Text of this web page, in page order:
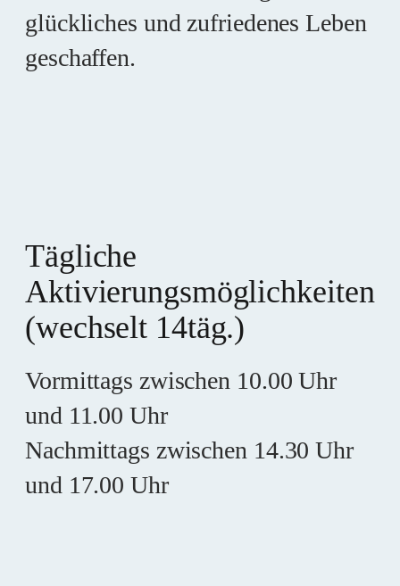
glückliches und zufriedenes Leben
geschaffen.
Tägliche
Aktivierungsmöglichkeiten
(wechselt 14täg.)
Vormittags zwischen 10.00 Uhr
und 11.00 Uhr
Nachmittags zwischen 14.30 Uhr
und 17.00 Uhr